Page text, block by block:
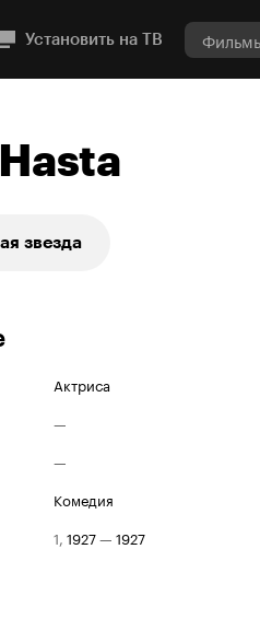
Установить на ТВ
звезда
Актриса
—
—
комедия
1, 1927— 1927